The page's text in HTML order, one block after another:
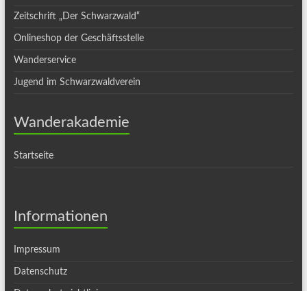
Zeitschrift „Der Schwarzwald“
Onlineshop der Geschäftsstelle
Wanderservice
Jugend im Schwarzwaldverein
Wanderakademie
Startseite
Informationen
Impressum
Datenschutz